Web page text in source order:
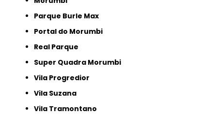
Parque Burle Max
Portal do Morumbi
Real Parque
Super Quadra Morumbi
Vila Progredior
Vila Suzana
Vila Tramontano